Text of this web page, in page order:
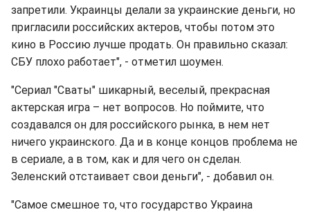
запретили. Украинцы делали за украинские деньги, но
пригласили российских актеров, чтобы потом это
кино в Россию лучше продать. Он правильно сказал:
СБУ плохо работает", - отметил шоумен.
"Сериал "Сваты" шикарный, веселый, прекрасная
актерская игра – нет вопросов. Но поймите, что
создавался он для российского рынка, в нем нет
ничего украинского. Да и в конце концов проблема не
в сериале, а в том, как и для чего он сделан.
Зеленский отстаивает свои деньги", - добавил он.
"Самое смешное то, что государство Украина